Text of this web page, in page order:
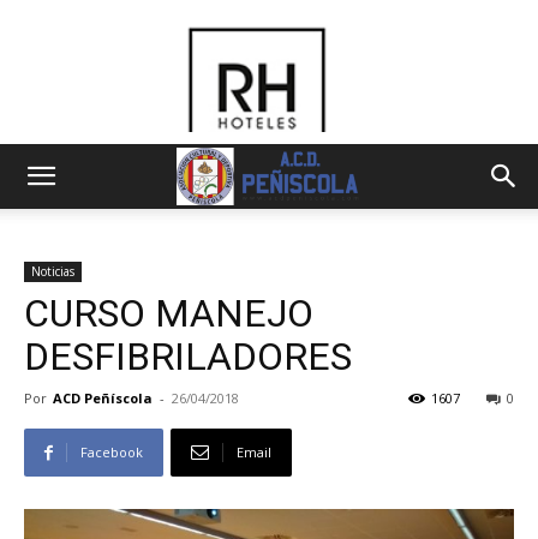
Noticias
CURSO MANEJO
DESFIBRILADORES
Por ACD Peñíscola - 26/04/2018 0
1607
Facebook Email